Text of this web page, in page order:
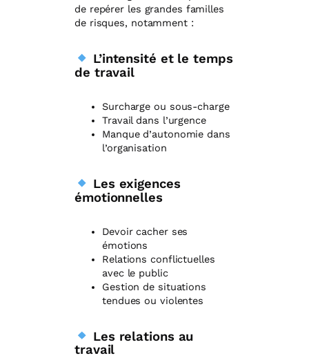
de repérer les grandes familles
de risques, notamment :
L’intensité et le temps
de travail
Surcharge ou sous-charge
Travail dans l’urgence
Manque d’autonomie dans
l’organisation
Les exigences
émotionnelles
Devoir cacher ses
émotions
Relations conflictuelles
avec le public
Gestion de situations
tendues ou violentes
Les relations au
travail